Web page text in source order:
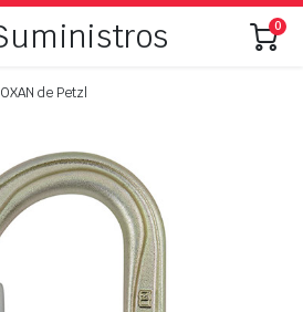
0
de Petzl